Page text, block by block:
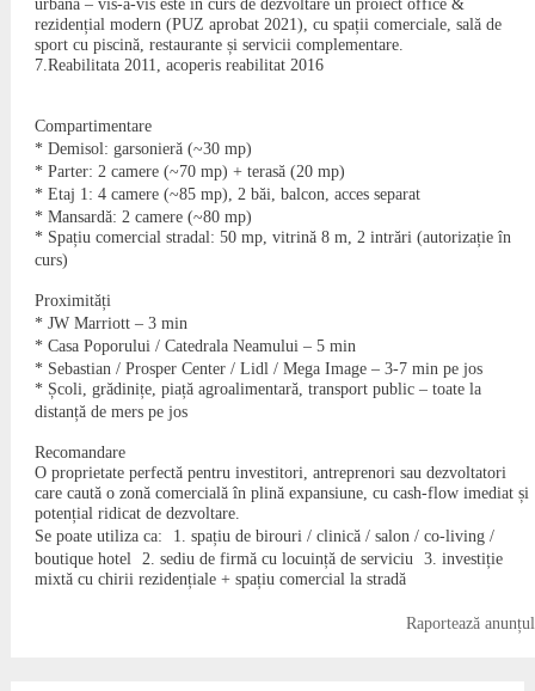
rezidențial modern (PUZ aprobat 2021), cu spații comerciale, sală de
sport cu piscină, restaurante și servicii complementare.
7.Reabilitata 2011, acoperis reabilitat 2016
Compartimentare
* Demisol: garsonieră (~30 mp)
* Parter: 2 camere (~70 mp) + terasă (20 mp)
* Etaj 1: 4 camere (~85 mp), 2 băi, balcon, acces separat
* Mansardă: 2 camere (~80 mp)
* Spațiu comercial stradal: 50 mp, vitrină 8 m, 2 intrări (autorizație în
curs)
Proximități
* JW Marriott – 3 min
* Casa Poporului / Catedrala Neamului – 5 min
* Sebastian / Prosper Center / Lidl / Mega Image – 3-7 min pe jos
* Școli, grădinițe, piață agroalimentară, transport public – toate la
distanță de mers pe jos
Recomandare
O proprietate perfectă pentru investitori, antreprenori sau dezvoltatori
care caută o zonă comercială în plină expansiune, cu cash-flow imediat și
potențial ridicat de dezvoltare.
Se poate utiliza ca: 1. spațiu de birouri / clinică / salon / co-living /
boutique hotel 2. sediu de firmă cu locuință de serviciu 3. investiție
mixtă cu chirii rezidențiale + spațiu comercial la stradă
Raportează anunțul